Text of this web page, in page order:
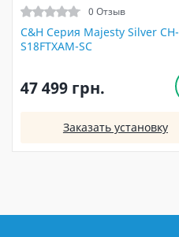
0 Отзыв
C&H Серия Majesty Silver CH-
S18FTXAM-SC
47 499 грн.
Заказать установку